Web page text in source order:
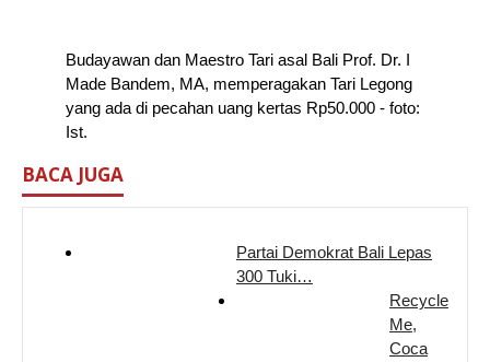
Budayawan dan Maestro Tari asal Bali Prof. Dr. I
Made Bandem, MA, memperagakan Tari Legong
yang ada di pecahan uang kertas Rp50.000 - foto:
Ist.
BACA JUGA
Partai Demokrat Bali Lepas
300 Tuki…
Recycle
Me,
Coca